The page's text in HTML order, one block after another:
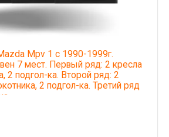
Mpv 1 с 1990-1999г.
7 мест. Первый ряд: 2 кресла
2 подгол-ка. Второй ряд: 2
2 подгол-ка. Третий ряд